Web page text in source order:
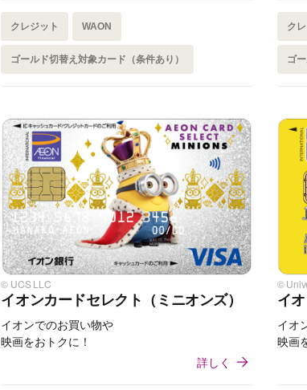
クレジット WAON
ゴールド切替え対象カード（条件あり）
ク
ゴ
イオンカードセレクト（ミニオンズ）
© UCS LLC
イオンでのお買い物や
映画をおトクに！
詳しく
イ
©
イオ
映画